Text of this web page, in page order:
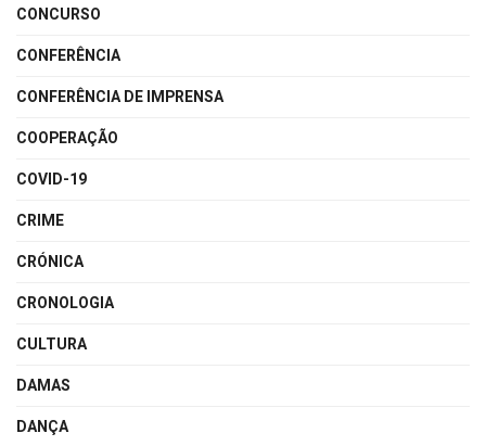
CONCURSO
CONFERÊNCIA
CONFERÊNCIA DE IMPRENSA
COOPERAÇÃO
COVID-19
CRIME
CRÓNICA
CRONOLOGIA
CULTURA
DAMAS
DANÇA